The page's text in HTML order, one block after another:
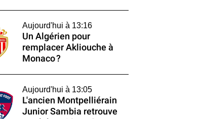
Aujourd'hui à 13:16
Un Algérien pour
remplacer Akliouche à
Monaco ?
Aujourd'hui à 13:05
L'ancien Montpelliérain
Junior Sambia retrouve